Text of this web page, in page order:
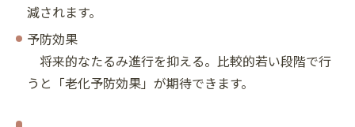
減されます。
予防効果
将来的なたるみ進行を抑える。比較的若い段階で行
うと「老化予防効果」が期待できます。